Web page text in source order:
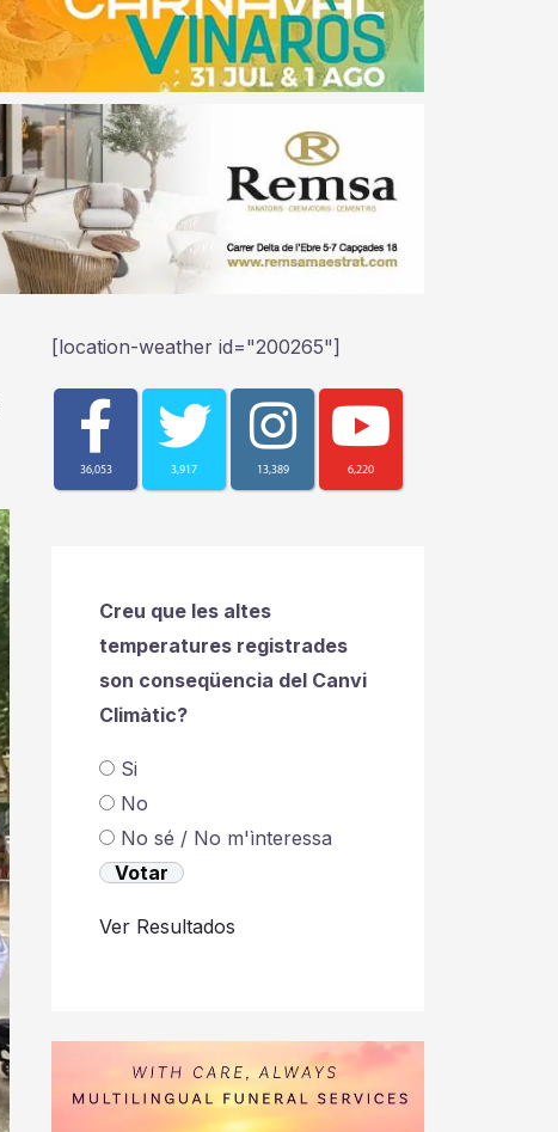
[location-weather id="200265"]
36,053 3,917 13,389 6,220
Creu que les altes
temperatures registrades
son conseqüencia del Canvi
Climàtic?
Si
No
No sé / No m'ìnteressa
Ver Resultados